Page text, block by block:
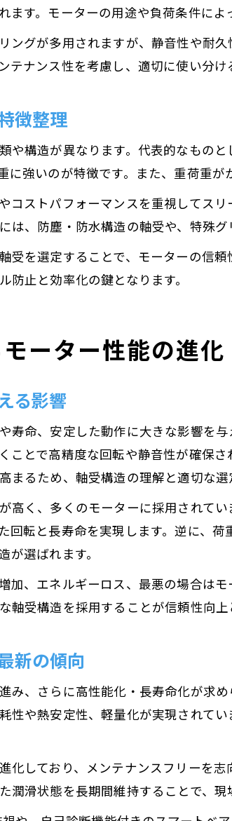
す。モーターの用途や負荷条件によ
ングが多用されますが、静音性や耐
ナンス性を考慮し、適切に使い分け
徴整理
や構造が異なります。代表的なもの
強いのが特徴です。また、重荷重が
コストパフォーマンスを重視してス
、防塵・防水構造の軸受や、特殊グ
受を選定することで、モーターの信
止と効率化の鍵となります。
ーター性能の進化
る影響
寿命、安定した動作に大きな影響を
ことで高精度な回転や静音性が確保
るため、軸受構造の理解と適切な選
高く、多くのモーターに採用されて
回転と長寿命を実現します。逆に、
選ばれます。
加、エネルギーロス、最悪の場合は
受構造を採用することが信頼性向
新の傾向
み、さらに高性能化・長寿命化が求
性や熱安定性、軽量化が実現されて
化しており、メンテナンスフリーを
滑状態を長期間維持することで、現